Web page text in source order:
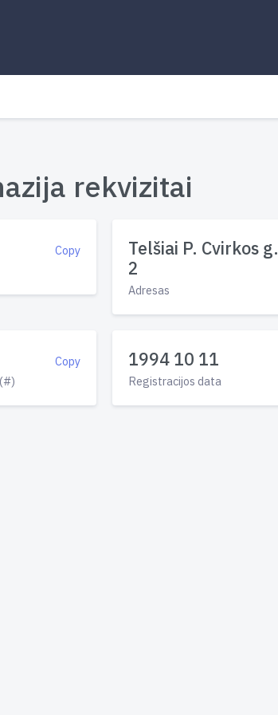
rekvizitai
Copy
Telšiai P. Cvirkos g.
2
Adresas
Copy 1994 10 11
Registracijos data